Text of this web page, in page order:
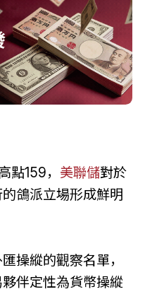
點159， 美聯儲對於
鴿派立場形成鮮明
操縱的觀察名單，
伴定性為貨幣操縱